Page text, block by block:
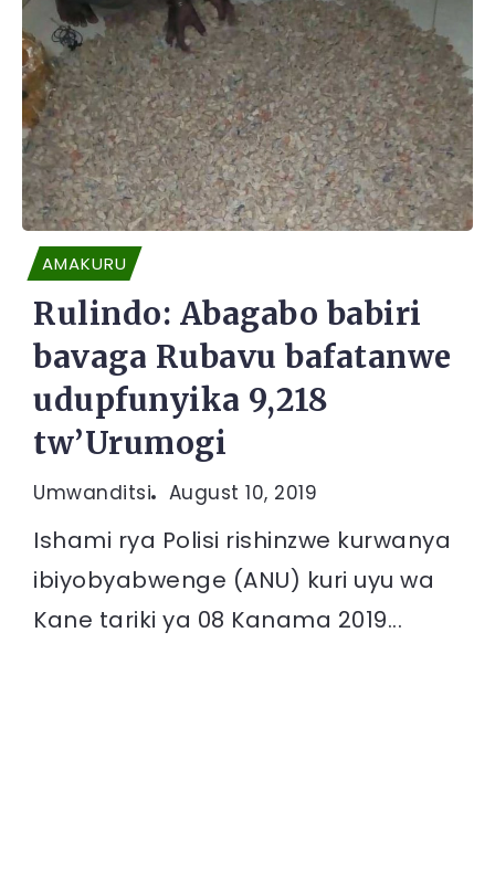
AMAKURU
Rulindo: Abagabo babiri
bavaga Rubavu bafatanwe
udupfunyika 9,218
tw’Urumogi
Umwanditsi August 10, 2019
Ishami rya Polisi rishinzwe kurwanya
ibiyobyabwenge (ANU) kuri uyu wa
Kane tariki ya 08 Kanama 2019...